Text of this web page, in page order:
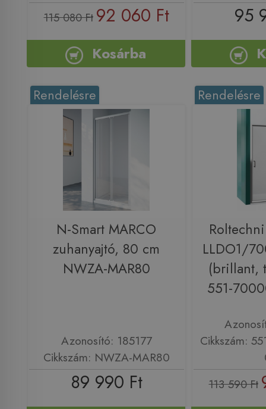
115 080 Ft 92 060 Ft
Kosárba
95
Rendelésre
N-Smart MARCO
zuhanyajtó, 80 cm
NWZA-MAR80
Azonosító: 185177
Cikkszám: NWZA-MAR80
89 990 Ft
Rendelésre
LLDO1/
(brillant,
551-
Cikkszám:
113 590 Ft